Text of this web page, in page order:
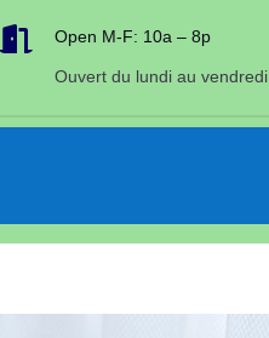
 Open M-F: 10a – 8p
Ouvert du lundi au vendredi